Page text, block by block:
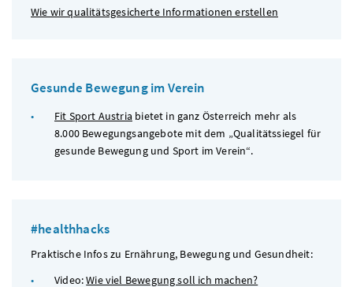
Wie wir qualitätsgesicherte Informationen erstellen
Gesunde Bewegung im Verein
Fit Sport Austria bietet in ganz Österreich mehr als
8.000 Bewegungsangebote mit dem „Qualitätssiegel für
gesunde Bewegung und Sport im Verein“.
#healthhacks
Praktische Infos zu Ernährung, Bewegung und Gesundheit:
Video:Wie viel Bewegung soll ich machen?